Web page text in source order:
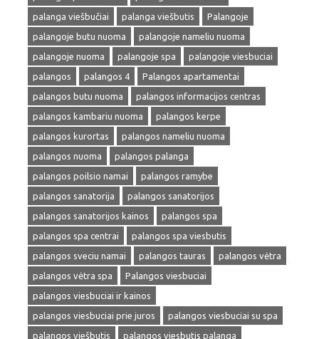
palanga viešbučiai
palanga viešbutis
Palangoje
palangoje butu nuoma
palangoje nameliu nuoma
palangoje nuoma
palangoje spa
palangoje viesbuciai
palangos
palangos 4
Palangos apartamentai
palangos butu nuoma
palangos informacijos centras
palangos kambariu nuoma
palangos kerpe
palangos kurortas
palangos nameliu nuoma
palangos nuoma
palangos palanga
palangos poilsio namai
palangos ramybe
palangos sanatorija
palangos sanatorijos
palangos sanatorijos kainos
palangos spa
palangos spa centrai
palangos spa viesbutis
palangos sveciu namai
palangos tauras
palangos vėtra
palangos vėtra spa
Palangos viesbuciai
palangos viesbuciai ir kainos
palangos viesbuciai prie juros
palangos viesbuciai su spa
palangos viešbutis
palangos viesbutis palanga